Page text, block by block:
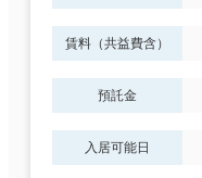
賃料（共益費含）
預託金
入居可能日